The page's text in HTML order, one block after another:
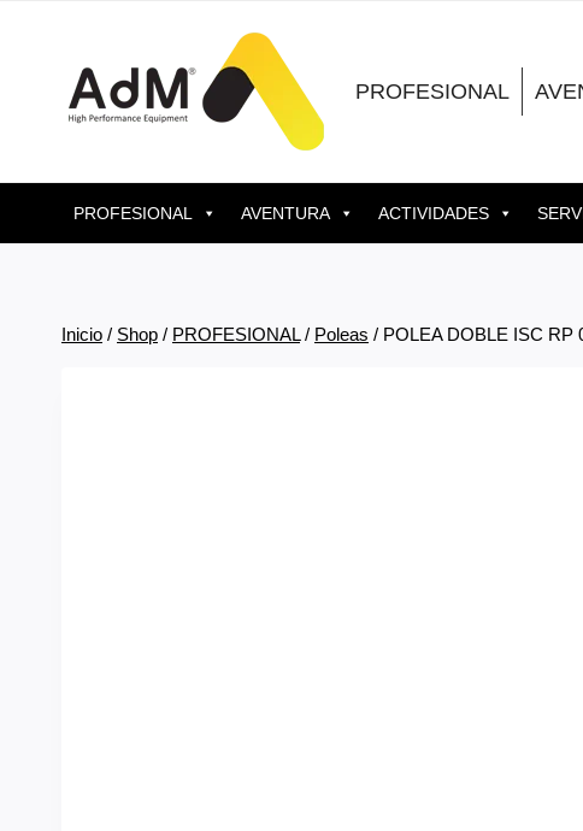
contenido
PROFESIONAL
PROFESIONAL AVENTURA ACTIVIDADES
Inicio / Shop / PROFESIONAL / Poleas / POLEA DOBLE ISC RP